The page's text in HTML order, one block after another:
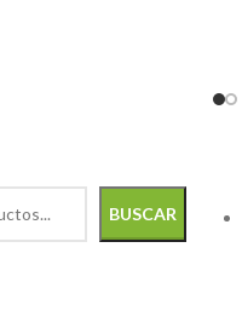
BUSCAR